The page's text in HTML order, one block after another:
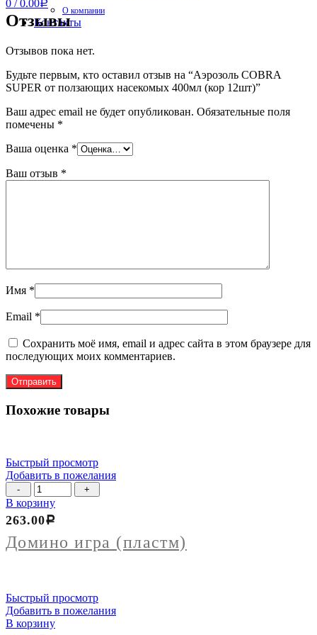
0 / 0.00Р
О компании
Контакты
Отзывы
Отзывов пока нет.
Будьте первым, кто оставил отзыв на “Аэрозоль COBRA
SUPER от ползающих насекомых 400мл (кор 12шт)”
Ваш адрес email не будет опубликован. Обязательные поля
помечены *
Ваша оценка *
Ваш отзыв *
Имя *
Email *
Сохранить моё имя, email и адрес сайта в этом браузере для
последующих моих комментариев.
Похожие товары
Быстрый просмотр
Добавить в пожелания
Количество
товара
Домино
игра
(пластм)
В корзину
Домино игра (пластм)
263.00Р
Быстрый просмотр
Добавить в пожелания
В корзину